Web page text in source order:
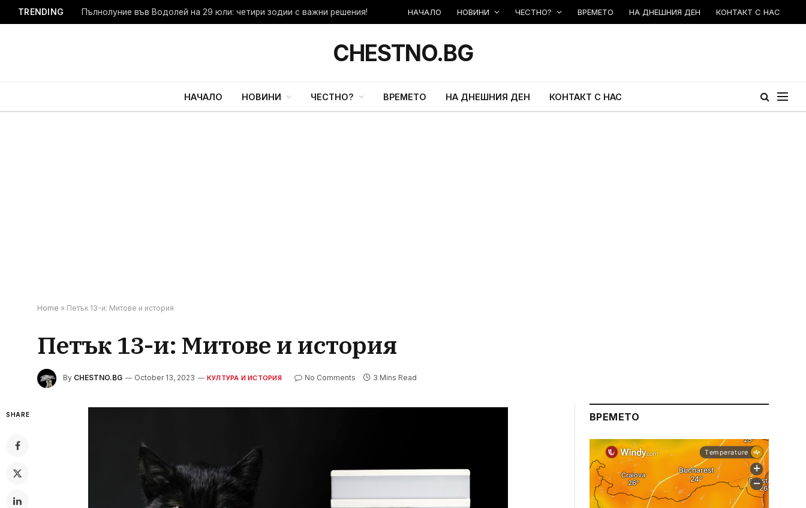
TRENDING Пълнолуние във Водолей на 29 юли: четири зодии с важни решения! НАЧАЛО НОВИНИ ЧЕСТНО? ВРЕМЕТО НА ДНЕШНИЯ ДЕН КОНТАКТ С НАС
CHESTNO.BG
НАЧАЛО НОВИНИ ЧЕСТНО? ВРЕМЕТО НА ДНЕШНИЯ ДЕН КОНТАКТ С НАС
Home » Петък 13-и: Митове и история
Петък 13-и: Митове и история
By CHESTNO.BG October 13, 2023 КУЛТУРА И ИСТОРИЯ No Comments 3 Mins Read
SHARE ВРЕМЕТО